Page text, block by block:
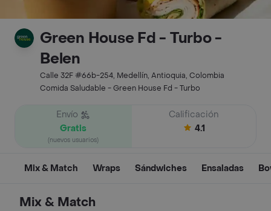
Green House Fd - Turbo -
Belen
Calle 32F #66b-254, Medellín, Antioquia, Colombia
Comida Saludable - Green House Fd - Turbo
Envío
Gratis
(nuevos usuarios)
Calificación
4.1
Mix & Match Wraps Sándwiches Ensaladas
Mix & Match